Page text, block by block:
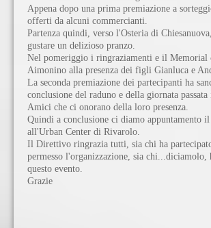
Appena dopo una prima premiazione a
offerti da alcuni commercianti.
Partenza quindi, verso l'Osteria di
gustare un delizioso pranzo.
Nel pomeriggio i ringraziamenti e il Memorial
Aimonino alla presenza dei figli Gianluca e
La seconda premiazione dei partecipanti ha
conclusione del raduno e della giornata
Amici che ci onorano della loro presenza.
Quindi a conclusione ci diamo appuntamento
all'Urban Center di Rivarolo.
Il Direttivo ringrazia tutti, sia chi ha
permesso l'organizzazione, sia chi...diciamolo,
questo evento.
Grazie